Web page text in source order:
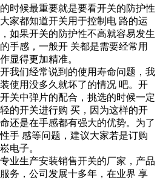
候最重要就是要看开关的防护性
家都知道开关用于控制电 路的运
如果开关的防护性不高就容易发生
手感，一般开 关都是需要经常用
显得更加精准。
们经常说到的使用寿命问题，我
使用没多久就坏了的情况 吧。开
关中弹片的配合，挑选的时候一定
的开关进行购 买，因为这样的开
还是在手感都有强大的优势。为了
手 感等问题，建议大家若是订购
电子。
生产安装销售开关的厂家，产品
务，公司发展十多年，在业界 享